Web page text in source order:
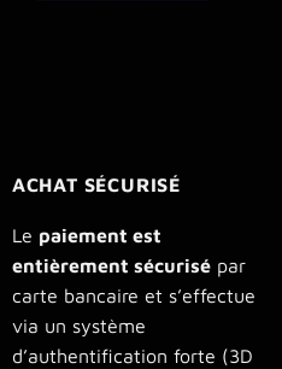
ACHAT SÉCURISÉ
Le paiement est
entièrement sécurisépar
carte bancaire et s’effectue
via un système
d’authentification forte (3D